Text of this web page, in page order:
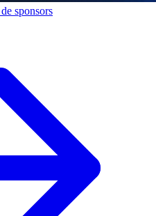
sponsors